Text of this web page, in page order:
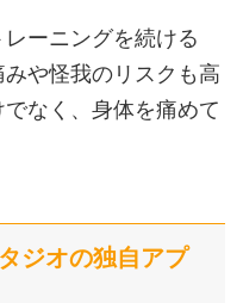
ーニングを続ける
や怪我のリスクも高
なく、身体を痛めて
ジオの独自アプ